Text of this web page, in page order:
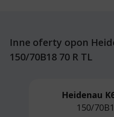
Inne oferty opon
150/70B18 70 R TL
Heidenau
150/